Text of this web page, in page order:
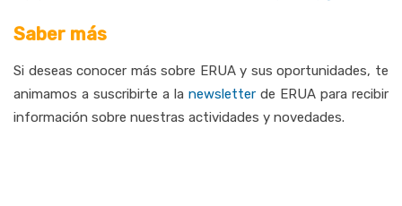
Saber más
Si deseas conocer más sobre ERUA y sus oportunidades, te
animamos a suscribirte a la newsletter de ERUA para recibir
información sobre nuestras actividades y novedades.